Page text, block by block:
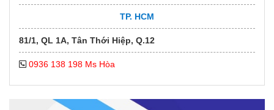
TP. HCM
81/1, QL 1A, Tân Thới Hiệp, Q.12
0936 138 198 Ms Hòa